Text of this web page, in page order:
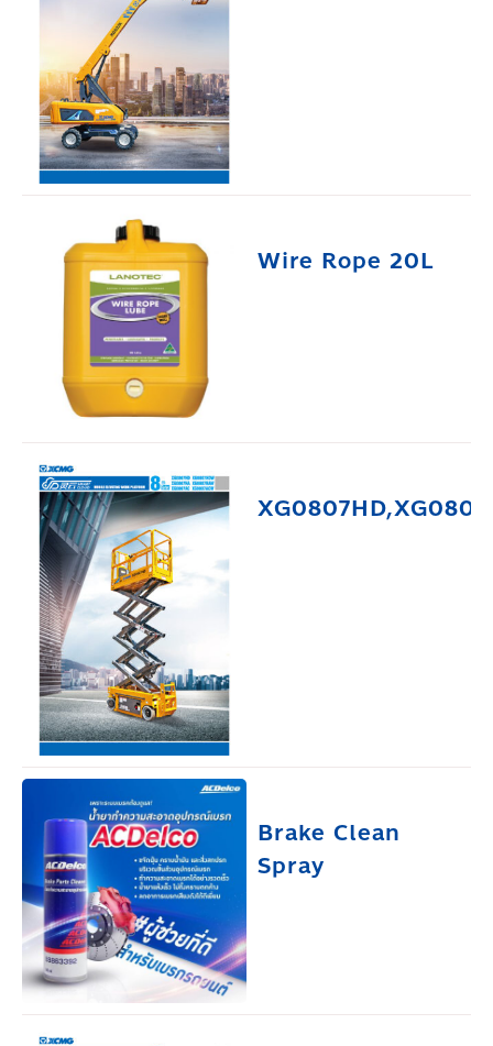
Wire Rope 20L
Brake Clean
Spray